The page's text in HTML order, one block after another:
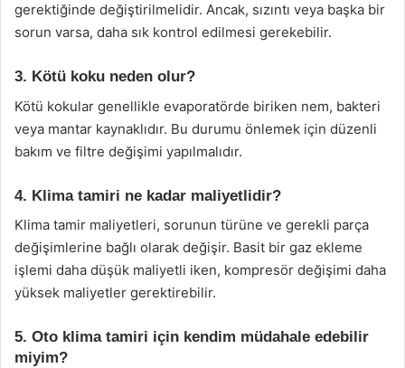
gerektiğinde değiştirilmelidir. Ancak, sızıntı veya başka bir
sorun varsa, daha sık kontrol edilmesi gerekebilir.
3. Kötü koku neden olur?
Kötü kokular genellikle evaporatörde biriken nem, bakteri
veya mantar kaynaklıdır. Bu durumu önlemek için düzenli
bakım ve filtre değişimi yapılmalıdır.
4. Klima tamiri ne kadar maliyetlidir?
Klima tamir maliyetleri, sorunun türüne ve gerekli parça
değişimlerine bağlı olarak değişir. Basit bir gaz ekleme
işlemi daha düşük maliyetli iken, kompresör değişimi daha
yüksek maliyetler gerektirebilir.
5. Oto klima tamiri için kendim müdahale edebilir
miyim?